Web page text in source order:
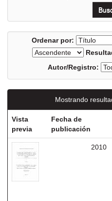
Ordenar por:
Autor/Registro:
Mostrando
Vista
previa
Fecha de
publicación
2010